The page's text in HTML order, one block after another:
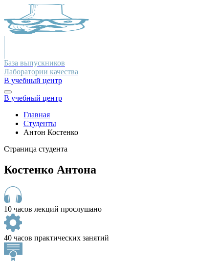
База выпускников
Лаборатории качества
В учебный центр
В учебный центр
Главная
Студенты
Антон Костенко
Страница студента
Костенко Антона
10 часов лекций прослушано
40 часов практических занятий